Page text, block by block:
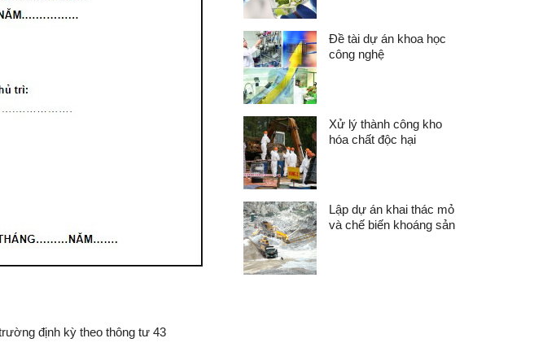
định kỳ theo thông tư 43
Đề tài dự án khoa học
công nghệ
Xử lý thành công kho
hóa chất độc hại
Lập dự án khai thác mỏ
và chế biến khoáng sản